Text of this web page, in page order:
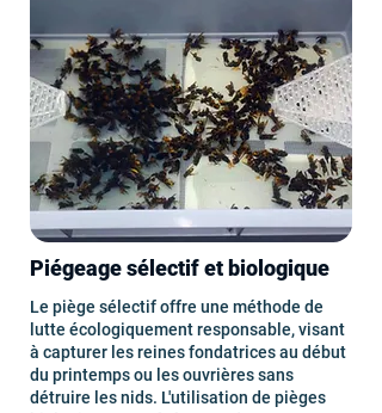
Piégeage sélectif et biologique
Le piège sélectif offre une méthode de
lutte écologiquement responsable, visant
à capturer les reines fondatrices au début
du printemps ou les ouvrières sans
détruire les nids. L'utilisation de pièges